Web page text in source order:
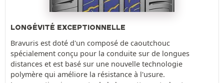
LONGÉVITÉ EXCEPTIONNELLE
Bravuris est doté d'un composé de caoutchouc
spécialement conçu pour la conduite sur de longues
distances et est basé sur une nouvelle technologie
polymère qui améliore la résistance à l'usure.